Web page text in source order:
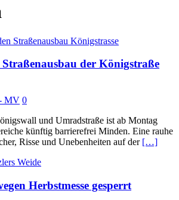
der Königstraße
MV 0
und Umradstraße ist ab Montag
künftig barrierefrei Minden. Eine rauhe
Risse und Unebenheiten auf der […]
Herbstmesse gesperrt